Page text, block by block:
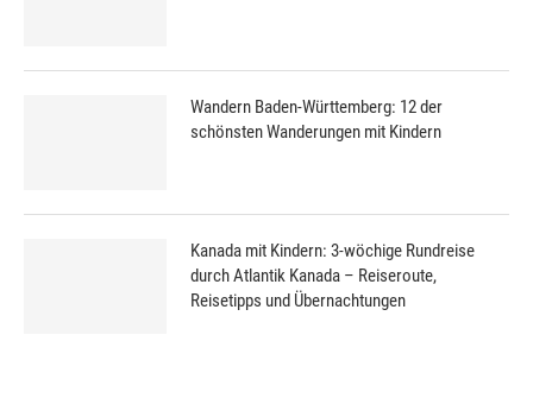
Wandern Baden-Württemberg: 12 der
schönsten Wanderungen mit Kindern
Kanada mit Kindern: 3-wöchige Rundreise
durch Atlantik Kanada – Reiseroute,
Reisetipps und Übernachtungen